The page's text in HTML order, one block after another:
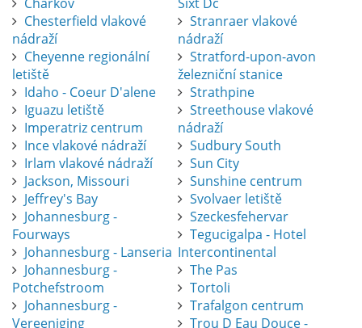
Chesterfield vlakové
nádraží
Cheyenne regionální
letiště
Idaho - Coeur D'alene
Iguazu letiště
Imperatriz centrum
Ince vlakové nádraží
Irlam vlakové nádraží
Jackson, Missouri
Jeffrey's Bay
Johannesburg -
Fourways
Johannesburg - Lanseria
Johannesburg -
Potchefstroom
Johannesburg -
Vereeniging
Stranraer vlakové
nádraží
Stratford-upon-avon
železniční stanice
Strathpine
Streethouse vlakové
nádraží
Sudbury South
Sun City
Sunshine centrum
Svolvaer letiště
Szeckesfehervar
Tegucigalpa - Hotel
Intercontinental
The Pas
Tortoli
Trafalgon centrum
Trou D Eau Douce -